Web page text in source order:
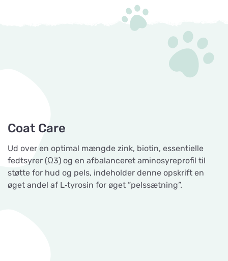
Coat Care
Ud over en optimal mængde zink, biotin, essentielle
fedtsyrer (Ω3) og en afbalanceret aminosyreprofil til
støtte for hud og pels, indeholder denne opskrift en
øget andel af L‐tyrosin for øget ”pelssætning”.